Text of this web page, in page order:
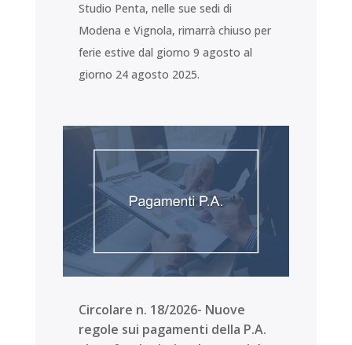
Studio Penta, nelle sue sedi di
Modena e Vignola, rimarrà chiuso per
ferie estive dal giorno 9 agosto al
giorno 24 agosto 2025.
Circolare n. 18/2026- Nuove
regole sui pagamenti della P.A.